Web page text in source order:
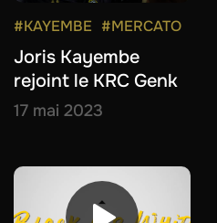
#KAYEMBE #MERCATO
Joris Kayembe
rejoint le KRC Genk
17 mai 2023